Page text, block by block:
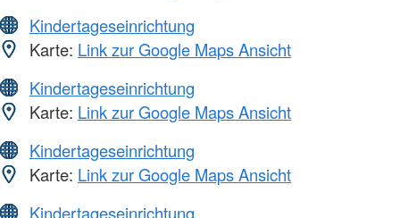
Kindertageseinrichtung
Karte: Link zur Google Maps Ansicht
Kindertageseinrichtung
Karte: Link zur Google Maps Ansicht
Kindertageseinrichtung
Karte: Link zur Google Maps Ansicht
Kindertageseinrichtung